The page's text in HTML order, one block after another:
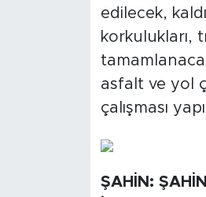
edilecek,
korkulukları,
asfalt ve yol
çalışması
ŞAHİN: